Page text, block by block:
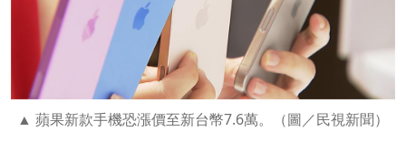
蘋果新款手機恐漲價至新台幣7.6萬。（圖／民視新聞）